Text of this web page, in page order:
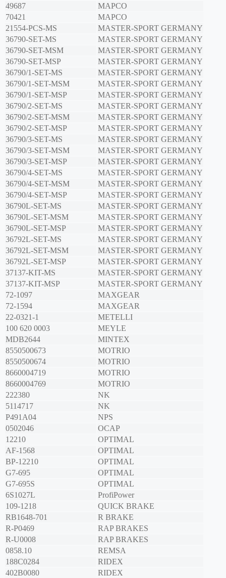
49687
MAPCO
70421
MAPCO
21554-PCS-MS
MASTER-SPORT GERMANY
36790-SET-MS
MASTER-SPORT GERMANY
36790-SET-MSM
MASTER-SPORT GERMANY
36790-SET-MSP
MASTER-SPORT GERMANY
36790/1-SET-MS
MASTER-SPORT GERMANY
36790/1-SET-MSM
MASTER-SPORT GERMANY
36790/1-SET-MSP
MASTER-SPORT GERMANY
36790/2-SET-MS
MASTER-SPORT GERMANY
36790/2-SET-MSM
MASTER-SPORT GERMANY
36790/2-SET-MSP
MASTER-SPORT GERMANY
36790/3-SET-MS
MASTER-SPORT GERMANY
36790/3-SET-MSM
MASTER-SPORT GERMANY
36790/3-SET-MSP
MASTER-SPORT GERMANY
36790/4-SET-MS
MASTER-SPORT GERMANY
36790/4-SET-MSM
MASTER-SPORT GERMANY
36790/4-SET-MSP
MASTER-SPORT GERMANY
36790L-SET-MS
MASTER-SPORT GERMANY
36790L-SET-MSM
MASTER-SPORT GERMANY
36790L-SET-MSP
MASTER-SPORT GERMANY
36792L-SET-MS
MASTER-SPORT GERMANY
36792L-SET-MSM
MASTER-SPORT GERMANY
36792L-SET-MSP
MASTER-SPORT GERMANY
37137-KIT-MS
MASTER-SPORT GERMANY
37137-KIT-MSP
MASTER-SPORT GERMANY
72-1097
MAXGEAR
72-1594
MAXGEAR
22-0321-1
METELLI
100 620 0003
MEYLE
MDB2644
MINTEX
8550500673
MOTRIO
8550500674
MOTRIO
8660004719
MOTRIO
8660004769
MOTRIO
222380
NK
5114717
NK
P491A04
NPS
0502046
OCAP
12210
OPTIMAL
AF-1568
OPTIMAL
BP-12210
OPTIMAL
G7-695
OPTIMAL
G7-695S
OPTIMAL
6S1027L
ProfiPower
109-1218
QUICK BRAKE
RB1648-701
R BRAKE
R-P0469
RAP BRAKES
R-U0008
RAP BRAKES
0858.10
REMSA
188C0284
RIDEX
402B0080
RIDEX